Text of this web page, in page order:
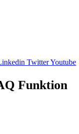
TwitterYoutube
Funktion